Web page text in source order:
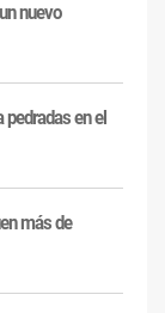
nuevo
en el
más de